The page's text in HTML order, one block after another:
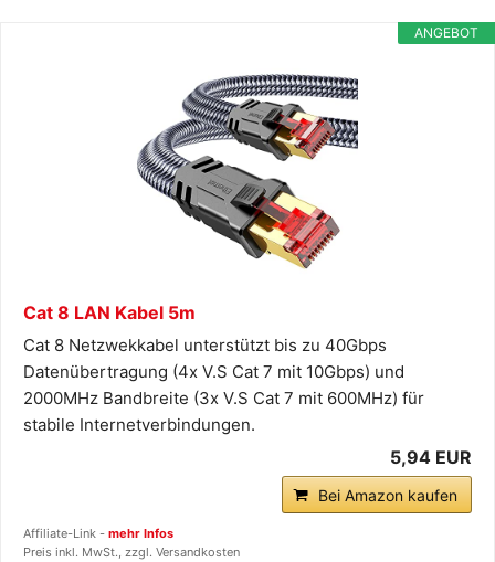
ANGEBOT
Cat 8 LAN Kabel 5m
Cat 8 Netzwekkabel unterstützt bis zu 40Gbps
Datenübertragung (4x V.S Cat 7 mit 10Gbps) und
2000MHz Bandbreite (3x V.S Cat 7 mit 600MHz) für
stabile Internetverbindungen.
5,94 EUR
Bei Amazon kaufen
Affiliate-Link - mehr Infos
Preis inkl. MwSt., zzgl. Versandkosten